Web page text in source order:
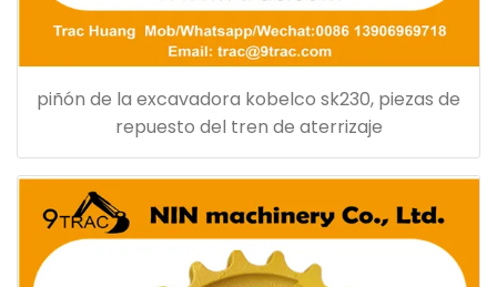
piñón de la excavadora kobelco sk230, piezas de
repuesto del tren de aterrizaje